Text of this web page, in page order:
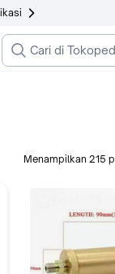
Menampilkan 215